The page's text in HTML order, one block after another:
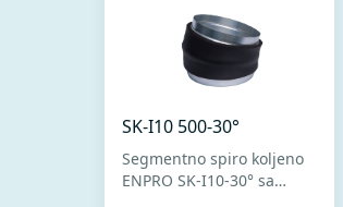
SK-I10 500-30°
Segmentno spiro koljeno
ENPRO SK-I10-30° sa